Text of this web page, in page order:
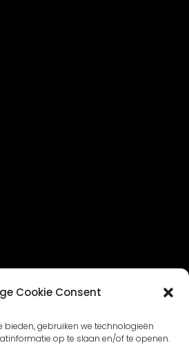
Cookie Consent
bieden, gebruiken we technologieën
op te slaan en/of te openen.